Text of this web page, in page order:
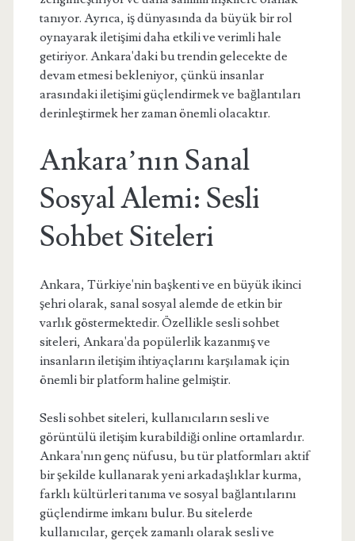
tanıyor. Ayrıca, iş dünyasında da büyük bir rol
oynayarak iletişimi daha etkili ve verimli hale
getiriyor. Ankara'daki bu trendin gelecekte de
devam etmesi bekleniyor, çünkü insanlar
arasındaki iletişimi güçlendirmek ve bağlantıları
derinleştirmek her zaman önemli olacaktır.
Ankara’nın Sanal
Sosyal Alemi: Sesli
Sohbet Siteleri
Ankara, Türkiye'nin başkenti ve en büyük ikinci
şehri olarak, sanal sosyal alemde de etkin bir
varlık göstermektedir. Özellikle sesli sohbet
siteleri, Ankara'da popülerlik kazanmış ve
insanların iletişim ihtiyaçlarını karşılamak için
önemli bir platform haline gelmiştir.
Sesli sohbet siteleri, kullanıcıların sesli ve
görüntülü iletişim kurabildiği online ortamlardır.
Ankara'nın genç nüfusu, bu tür platformları aktif
bir şekilde kullanarak yeni arkadaşlıklar kurma,
farklı kültürleri tanıma ve sosyal bağlantılarını
güçlendirme imkanı bulur. Bu sitelerde
kullanıcılar, gerçek zamanlı olarak sesli ve